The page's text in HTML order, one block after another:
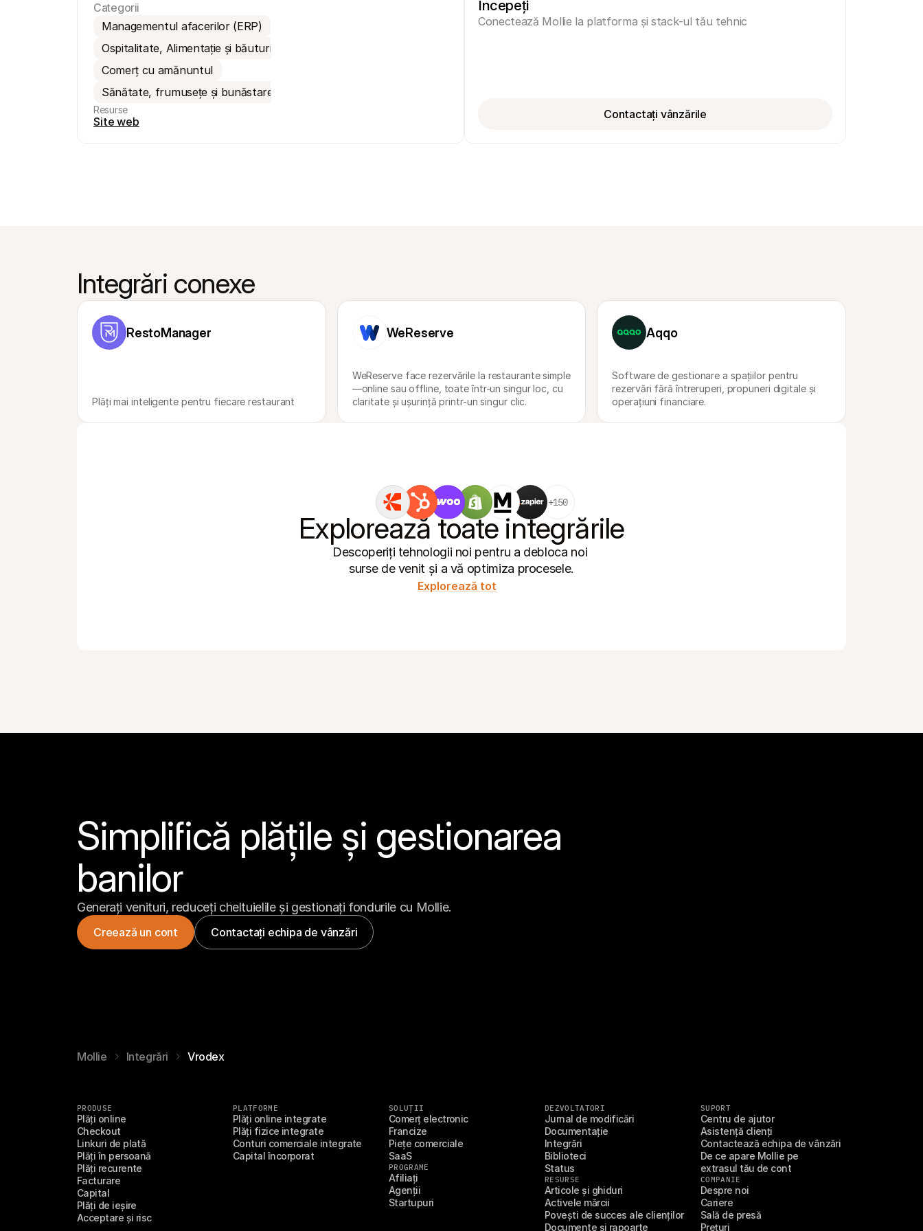
Categorii
Managementul afacerilor (ERP)
Ospitalitate, Alimentație și băuturi
Comerț cu amănuntul
Sănătate, frumusețe și bunăstare
Resurse
Site web
Începeți
Conectează Mollie la platforma și stack-ul tău tehnic
Contactați vânzările
Integrări conexe
RestoManager
Plăți mai inteligente pentru fiecare restaurant
WeReserve
WeReserve face rezervările la restaurante simple
—online sau offline, toate într-un singur loc, cu
claritate și ușurință printr-un singur clic.
Aqqo
Software de gestionare a spațiilor pentru
rezervări fără întreruperi, propuneri digitale și
operațiuni financiare.
+150
Explorează toate integrările
Descoperiți tehnologii noi pentru a debloca noi
surse de venit și a vă optimiza procesele.
Explorează tot
Simplifică plățile și gestionarea
banilor
Generați venituri, reduceți cheltuielile și gestionați fondurile cu Mollie.
Creează un cont Contactați echipa de vânzări
Mollie Integrări Vrodex
PRODUSE
Plăți online
Checkout
Linkuri de plată
Plăți în persoană
Plăți recurente
Facturare
Capital
Plăți de ieșire
Acceptare și risc
PLATFORME
Plăți online integrate
Plăți fizice integrate
Conturi comerciale integrate
Capital încorporat
SOLUȚII
Comerț electronic
Francize
Piețe comerciale
SaaS
PROGRAME
Afiliați
Agenții
Startupuri
DEZVOLTATORI
Jurnal de modificări
Documentație
Integrări
Biblioteci
Status
RESURSE
Articole și ghiduri
Activele mărcii
Povești de succes ale clienților
Documente și rapoarte
SUPORT
Centru de ajutor
Asistență clienți
Contactează echipa de vânzări
De ce apare Mollie pe
extrasul tău de cont
COMPANIE
Despre noi
Cariere
Sală de presă
Prețuri